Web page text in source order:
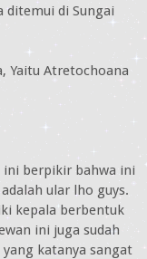
ditemui di Sungai
Yaitu Atretochoana
berpikir bahwa ini
ular lho guys.
kepala berbentuk
ini juga sudah
katanya sangat